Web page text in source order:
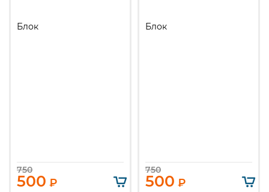
Блок
750
500 ₽
Блок
750
500 ₽